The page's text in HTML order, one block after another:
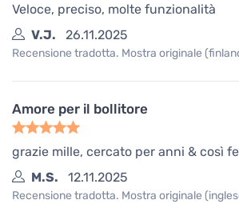
Veloce, preciso, molte funzionalità
V.J.
26.11.2025
Recensione tradotta. Mostra originale
Amore per il bollitore
grazie mille, cercato per anni & così
M.S.
12.11.2025
Recensione tradotta. Mostra originale